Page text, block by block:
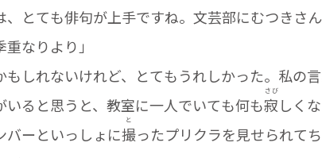
、とても俳句が上手ですね。文芸部にむつきさ
なりより」
しれないけれど、とてもうれしかった。私の
いると思うと、教室に一人でいても何も寂
さび
しく
バーといっしょに撮
と
ったプリクラを見せられて